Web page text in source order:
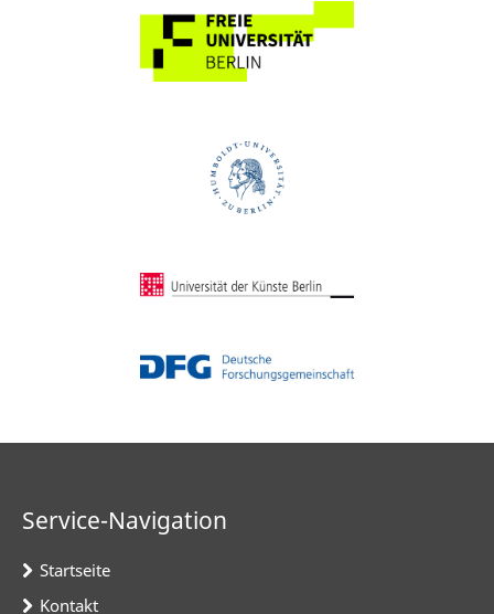
Service-Navigation
Startseite
Kontakt